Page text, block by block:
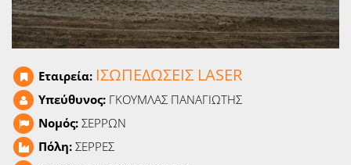
Παιχνίδια
Ραδιόφωνο
Ταινίες
Εταιρεία: ΙΣΩΠΕΔΩΣΕΙΣ LASER
Υπεύθυνος: ΓΚΟΥΜΛΑΣ ΠΑΝΑΓΙΩΤΗΣ
Νομός: ΣΕΡΡΩΝ
Πόλη: ΣΕΡΡΕΣ